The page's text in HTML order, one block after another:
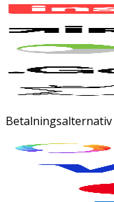
Betalningsalternativ